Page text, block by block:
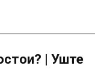
| Уште